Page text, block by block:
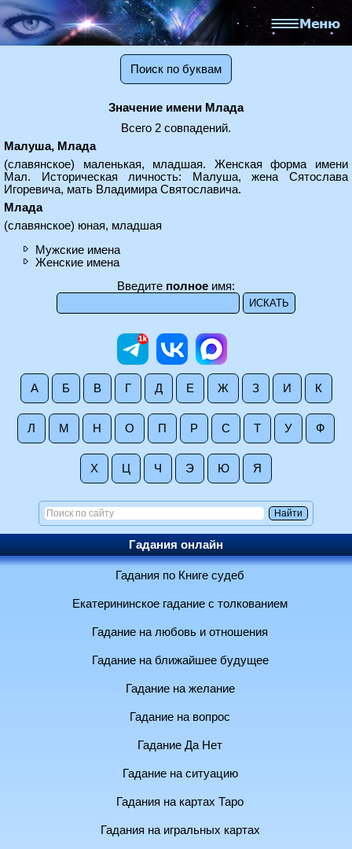
Поиск по буквам
Значение имени Млада
Всего 2 совпадений.
Малуша, Млада
(славянское) маленькая, младшая. Женская форма имени
Мал. Историческая личность: Малуша, жена Сятослава
Игоревича, мать Владимира Святославича.
Млада
(славянское) юная, младшая
Мужские имена
Женские имена
Введите полное имя:
А Б В Г Д Е Ж З И К
Л М Н О П Р С Т У Ф
Х Ц Ч Э Ю Я
Гадания онлайн
Гадания по Книге судеб
Екатерининское гадание с толкованием
Гадание на любовь и отношения
Гадание на ближайшее будущее
Гадание на желание
Гадание на вопрос
Гадание Да Нет
Гадание на ситуацию
Гадания на картах Таро
Гадания на игральных картах